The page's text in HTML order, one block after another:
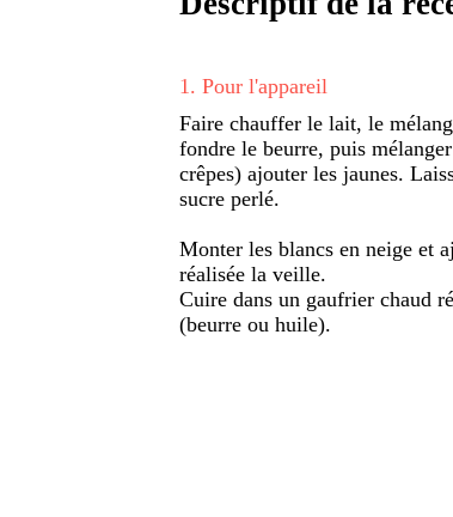
1 . Pour l'appareil
Faire chauffer le lait, le
fondre le beurre, puis
crêpes) ajouter les jaunes.
sucre perlé.
Monter les blancs en neige et
réalisée la veille.
Cuire dans un gaufrier chaud
(beurre ou huile).